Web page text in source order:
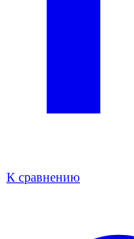
К сравнению